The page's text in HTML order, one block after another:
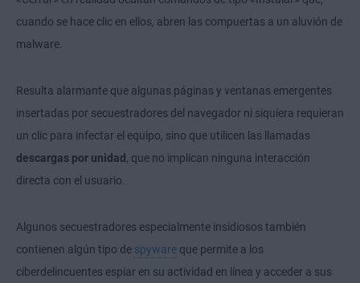
cuando se hace clic en ellos, abren las compuertas a un aluvión de
malware.
Resulta alarmante que algunas páginas y ventanas emergentes
insertadas por secuestradores del navegador ni siquiera requieran
un clic para infectar el equipo, sino que utilicen las llamadas
descargas por unidad , que no implican ninguna interacción
directa con el usuario.
Algunos secuestradores especialmente insidiosos también
contienen algún tipo de spyware que permite a los
ciberdelincuentes espiar en su actividad en línea y acceder a sus